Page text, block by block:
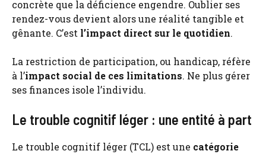
concrète que la déficience engendre. Oublier ses
rendez-vous devient alors une réalité tangible et
gênante. C’est l’impact direct sur le quotidien.
La restriction de participation, ou handicap, réfère
à l’impact social de ces limitations. Ne plus gérer
ses finances isole l’individu.
Le trouble cognitif léger : une entité à part
Le trouble cognitif léger (TCL) est une catégorie